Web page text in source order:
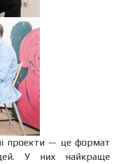
проекти — це формат
У них найкраще